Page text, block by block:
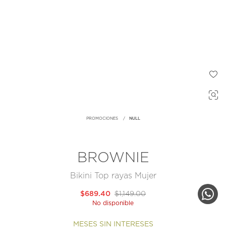
PROMOCIONES NULL
BROWNIE
Bikini Top rayas Mujer
$1,149.00
$689.40
No disponible
MESES SIN INTERESES